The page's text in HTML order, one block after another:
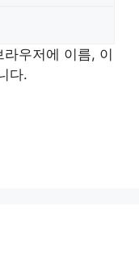
우저에 이름, 이
다.